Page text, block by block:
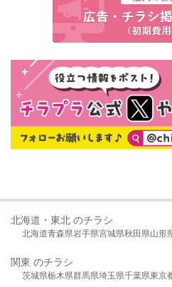
北海道・東北 のチラシ
北海道青森県岩手県宮城県秋田県山形
関東 のチラシ
茨城県栃木県群馬県埼玉県千葉県東京